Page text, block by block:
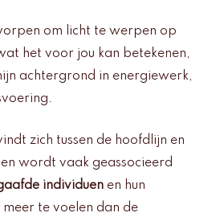
om licht te werpen op
het voor jou kan betekenen,
achtergrond in energiewerk,
zich tussen de hoofdlijn en
wordt vaak geassocieerd
individuen en hun
te voelen dan de